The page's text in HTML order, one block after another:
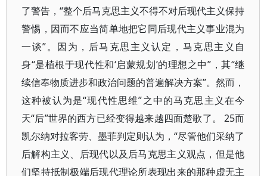
了警告，“整个后马克思主义不得不对后现代主义保持
警惕，因而不应当简单地把它同后现代主义事业混为
一谈”。因为，后马克思主义认定，马克思主义自
身“是植根于现代性和‘启蒙规划’的理想之中”，其“继
续信奉物质进步和政治问题的普遍解决方案”。然而，
这种被认为是“现代性思维”之中的马克思主义在今
天“后”世界的西方已经变得越来越四面楚歌了。 25而
凯尔纳对拉客劳、墨菲判定则认为，“尽管他们采纳了
后解构主义、后现代以及后马克思主义观点，但是他
们坚持抵制极端后现代理论所表现出来的那种虚无主